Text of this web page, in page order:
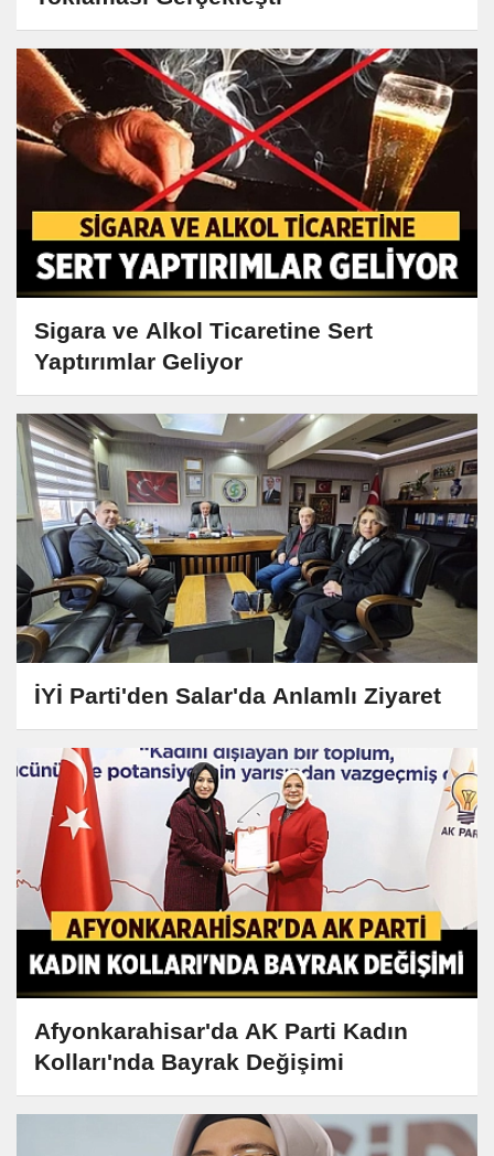
Sigara ve Alkol Ticaretine Sert
Yaptırımlar Geliyor
İYİ Parti'den Salar'da Anlamlı Ziyaret
Afyonkarahisar'da AK Parti Kadın
Kolları'nda Bayrak Değişimi